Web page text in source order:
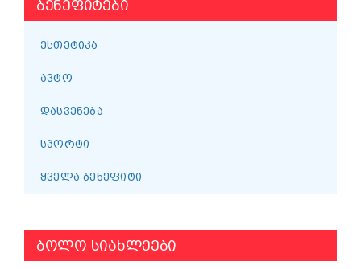
ᲑᲔᲜᲔᲤᲘᲢᲔᲑᲘ
ᲔᲡᲗᲔᲢᲘᲙᲐ
ᲐᲕᲢᲝ
ᲓᲐᲡᲕᲔᲜᲔᲑᲐ
ᲡᲞᲝᲠᲢᲘ
ᲧᲕᲔᲚᲐ ᲑᲔᲜᲔᲤᲘᲢᲘ
ᲑᲝᲚᲝ ᲡᲘᲐᲮᲚᲔᲔᲑᲘ